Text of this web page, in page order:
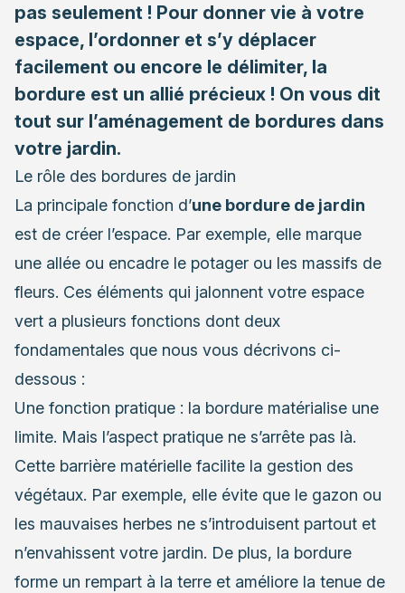
pas seulement ! Pour donner vie à votre
espace, l’ordonner et s’y déplacer
facilement ou encore le délimiter, la
bordure est un allié précieux ! On vous dit
tout sur l’aménagement de bordures dans
votre jardin.
Le rôle des bordures de jardin
La principale fonction d’une bordure de jardin
est de créer l’espace. Par exemple, elle marque
une allée ou encadre le potager ou les massifs de
fleurs. Ces éléments qui jalonnent votre espace
vert a plusieurs fonctions dont deux
fondamentales que nous vous décrivons ci-
dessous :
Une fonction pratique : la bordure matérialise une
limite. Mais l’aspect pratique ne s’arrête pas là.
Cette barrière matérielle facilite la gestion des
végétaux. Par exemple, elle évite que le gazon ou
les mauvaises herbes ne s’introduisent partout et
n’envahissent votre jardin. De plus, la bordure
forme un rempart à la terre et améliore la tenue de